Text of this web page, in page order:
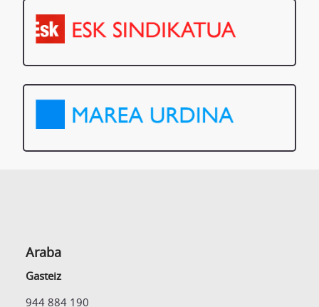
Araba
Gasteiz
944 884 190